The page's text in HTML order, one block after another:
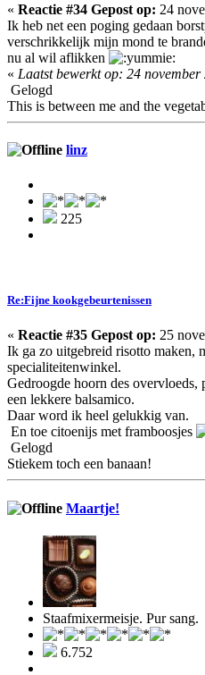
« Reactie #34 Gepost op: 24
Ik heb net een poging gedaan
verschrikkelijk mijn mond te
nu al wil aflikken
« Laatst bewerkt op: 24
Gelogd
This is between me and the
linz
225
Re:Fijne kookgebeurtenissen
« Reactie #35 Gepost op: 25
Ik ga zo uitgebreid risotto maken,
specialiteitenwinkel.
Gedroogde hoorn des
een lekkere balsamico.
Daar word ik heel gelukkig van.
En toe citoenijs met framboosjes
Gelogd
Stiekem toch een banaan!
Maartje!
Staafmixermeisje. Pur sang.
6.752